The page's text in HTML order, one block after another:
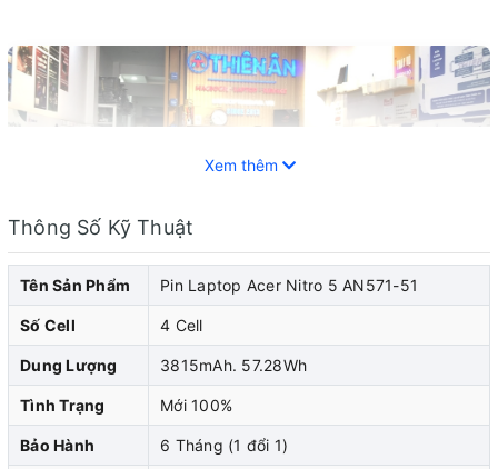
Pin laptop Acer là một trong những thành phần quan
trọng giúp duy trì và cung cấp năng lượng hoạt
động cho laptop của bạn khi không có nguồn điện. Tuy
Xem thêm
Thông Số Kỹ Thuật
Tên Sản Phẩm Pin Laptop Acer Nitro 5 AN571-51
Số Cell 4 Cell
Dung Lượng 3815mAh. 57.28Wh
Tình Trạng Mới 100%
Bảo Hành 6 Tháng (1 đổi 1)